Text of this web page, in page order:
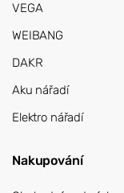
VEGA
WEIBANG
DAKR
Aku nářadí
Elektro nářadí
Nakupování